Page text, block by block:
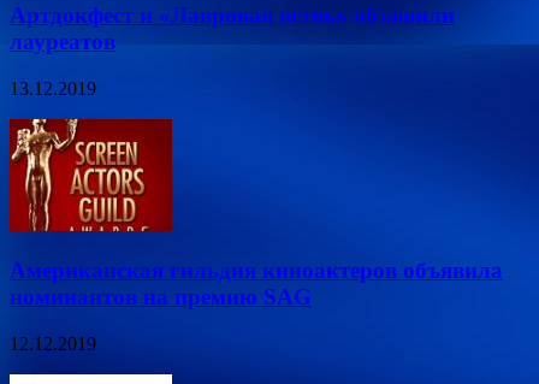
Артдокфест и «Лавровая ветвь» объявили
лауреатов
13.12.2019
Американская гильдия киноактеров объявила
номинантов на премию SAG
12.12.2019